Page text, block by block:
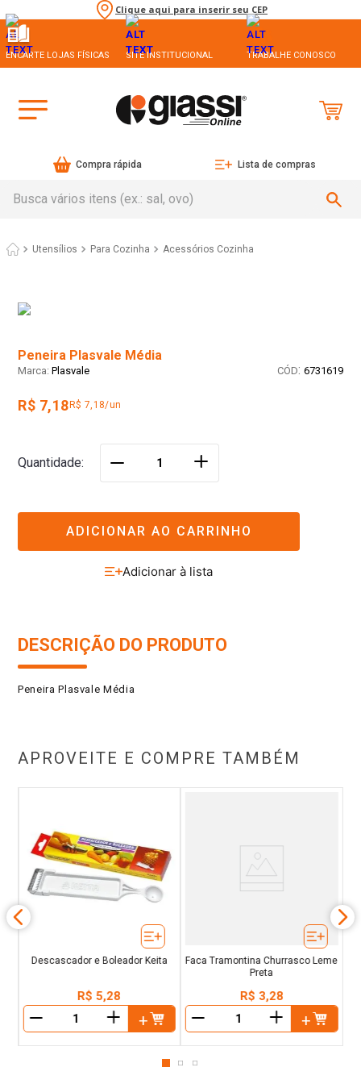
Clique aqui para inserir seu CEP
ENCARTE LOJAS FÍSICAS SITE INSTITUCIONAL TRABALHE CONOSCO
Compra rápida Lista de compras
Utensílios Para Cozinha Acessórios Cozinha
Peneira Plasvale Média
Plasvale : 6731619
R$ 7,18 R$ 7,18/un
Quantidade ＋
ADICIONAR AO CARRINHO
DESCRIÇÃO DO PRODUTO
Peneira Plasvale Média
APROVEITE E COMPRE TAMBÉM
Descascador e Boleador Keita
R$ 5,28
＋
Faca Tramontina Churrasco Leme
Preta
R$ 3,28
＋